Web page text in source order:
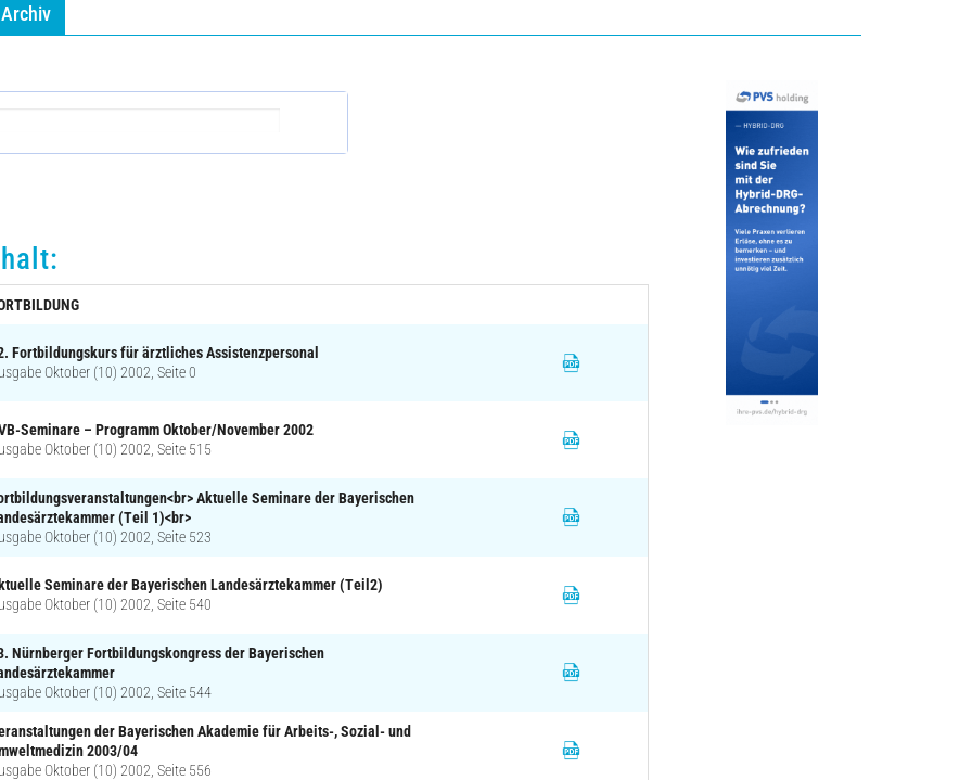
Archiv
Fortbildungskurs für ärztliches Assistenzpersonal
Oktober (10) 2002, Seite 0
Seminare – Programm Oktober/November 2002
Oktober (10) 2002, Seite 515
Aktuelle Seminare der Bayerischen
(Teil 1)<br>
Oktober (10) 2002, Seite 523
Seminare der Bayerischen Landesärztekammer (Teil2)
Oktober (10) 2002, Seite 540
Nürnberger Fortbildungskongress der Bayerischen
Oktober (10) 2002, Seite 544
der Bayerischen Akademie für Arbeits-, Sozial- und
2003/04
Oktober (10) 2002, Seite 556